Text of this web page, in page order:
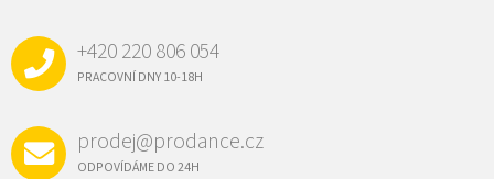
+420 220 806 054
PRACOVNÍ DNY 10-18H
prodej@prodance.cz
ODPOVÍDÁME DO 24H